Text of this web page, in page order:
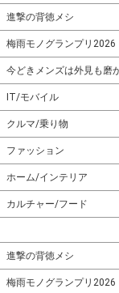
進撃の背徳メシ
梅雨モノグランプリ2026
今どきメンズは外見も磨
IT/モバイル
クルマ/乗り物
ファッション
ホーム/インテリア
カルチャー/フード
進撃の背徳メシ
梅雨モノグランプリ2026